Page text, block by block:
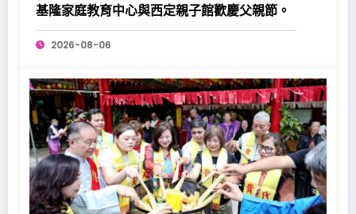
基隆家庭教育中心與西定親子館歡慶父親節。
2026-08-06